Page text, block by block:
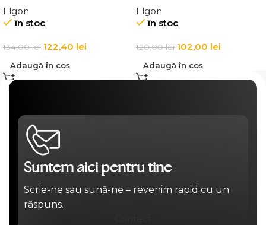
Hold Spray Wax
Elgon
în stoc
134,00lei 122,40 lei
Adaugă în coș
Slick Anti-Frizz Fluid
Elgon
în stoc
120,00lei 102,00 lei
Adaugă în coș
Suntem aici pentru tine
Scrie-ne sau sună-ne – revenim rapid cu un
răspuns.